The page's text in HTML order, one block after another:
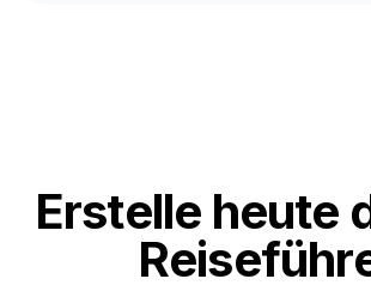
Erstelle heute